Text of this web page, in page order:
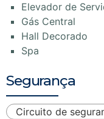
Elevador de
Gás Central
Hall Decorado
Spa
Segurança
Circuito de